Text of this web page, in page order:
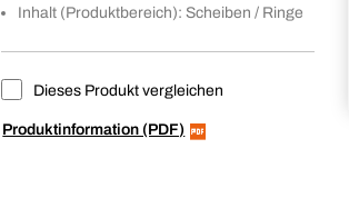
Inhalt (Produktbereich): Scheiben / Ringe
Dieses Produkt vergleichen
Produktinformation (PDF)